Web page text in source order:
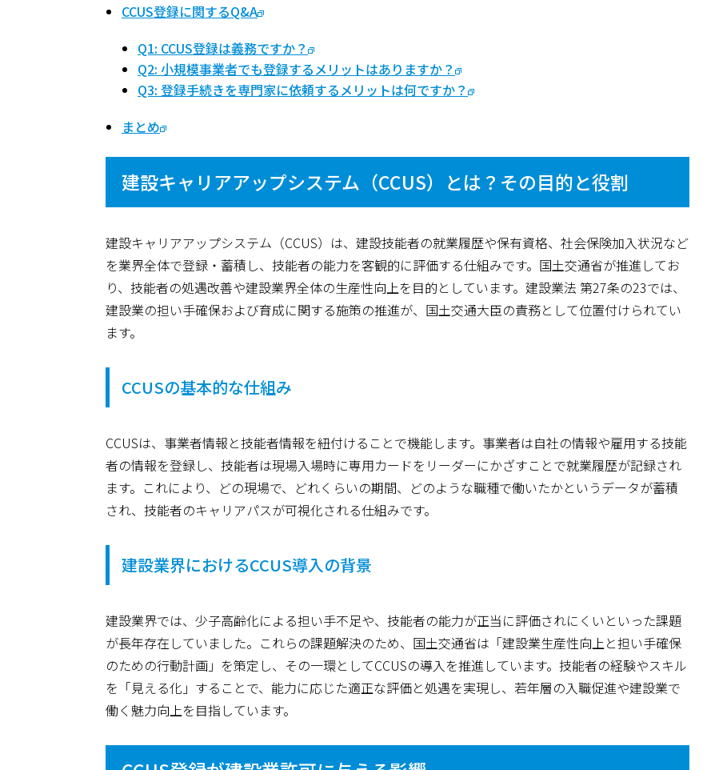
CCUS登録に関するQ&A
Q1: CCUS登録は義務ですか？
Q2: 小規模事業者でも登録するメリットはありますか？
Q3: 登録手続きを専門家に依頼するメリットは何ですか？
まとめ
建設キャリアアップシステム（CCUS）とは？その目的と役割
建設キャリアアップシステム（CCUS）は、建設技能者の就業履歴や保有資格、社会保険加入状況など
を業界全体で登録・蓄積し、技能者の能力を客観的に評価する仕組みです。国土交通省が推進してお
り、技能者の処遇改善や建設業界全体の生産性向上を目的としています。建設業法 第27条の23では、
建設業の担い手確保および育成に関する施策の推進が、国土交通大臣の責務として位置付けられてい
ます。
CCUSの基本的な仕組み
CCUSは、事業者情報と技能者情報を紐付けることで機能します。事業者は自社の情報や雇用する技能
者の情報を登録し、技能者は現場入場時に専用カードをリーダーにかざすことで就業履歴が記録され
ます。これにより、どの現場で、どれくらいの期間、どのような職種で働いたかというデータが蓄積
され、技能者のキャリアパスが可視化される仕組みです。
建設業界におけるCCUS導入の背景
建設業界では、少子高齢化による担い手不足や、技能者の能力が正当に評価されにくいといった課題
が長年存在していました。これらの課題解決のため、国土交通省は「建設業生産性向上と担い手確保
のための行動計画」を策定し、その一環としてCCUSの導入を推進しています。技能者の経験やスキル
を「見える化」することで、能力に応じた適正な評価と処遇を実現し、若年層の入職促進や建設業で
働く魅力向上を目指しています。